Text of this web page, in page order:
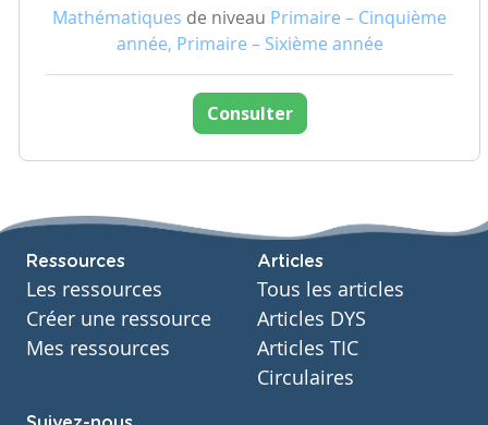
Mathématiques de niveau Primaire – Cinquième
année, Primaire – Sixième année
Consulter
Ressources
Les ressources
Créer une ressource
Mes ressources
Articles
Tous les articles
Articles DYS
Articles TIC
Circulaires